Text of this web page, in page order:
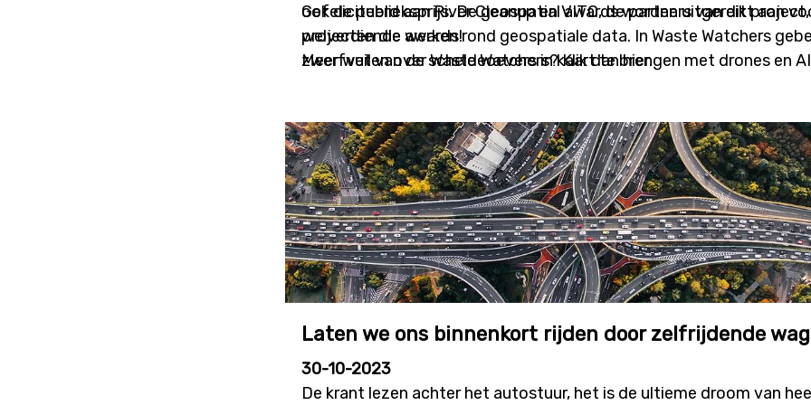
ook de publieksprijs. De geospatial awards worden uitgereikt aan
projecten die werken rond geospatiale data. In Waste Watchers
zwerfvuil van de scheldeoevers in kaart te brengen met drones en
Gefeliciteerd aan River Cleanup en VITO, de partners van dit
welverdiende awards!
Meer weten over Waste Watchers? Klik dan hier.
Laten we ons binnenkort rijden door zelfrijdende
30-10-2023
De krant lezen achter het autostuur, het is de ultieme droom van